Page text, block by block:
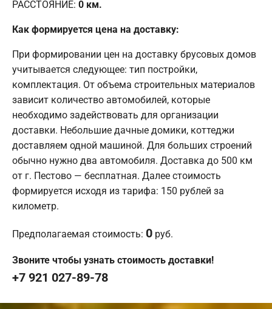
РАССТОЯНИЕ: 0 км.
Как формируется цена на доставку:
При формировании цен на доставку брусовых домов
учитывается следующее: тип постройки,
комплектация. От объема строительных материалов
зависит количество автомобилей, которые
необходимо задействовать для организации
доставки. Небольшие дачные домики, коттеджи
доставляем одной машиной. Для больших строений
обычно нужно два автомобиля. Доставка до 500 км
от г. Пестово — бесплатная. Далее стоимость
формируется исходя из тарифа: 150 рублей за
километр.
Предполагаемая стоимость: 0 руб.
Звоните чтобы узнать стоимость доставки!
+7 921 027-89-78